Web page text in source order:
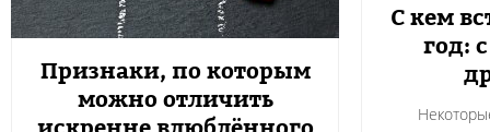
С кем
год:
Признаки, по которым
можно отличить